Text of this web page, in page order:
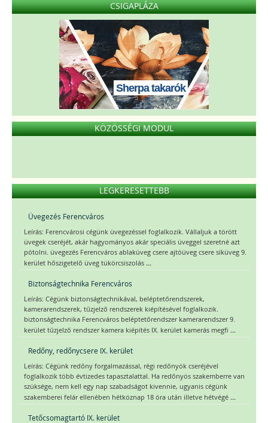
CSIGAPLÁZA
Sherpa takarók
KÖZÖSSÉGI MODUL
LEGKERESETTEBB
Üvegezés Ferencváros
Leírás: Ferencvárosi cégünk üvegezéssel foglalkozik. Vállaljuk a törött
üvegek cseréjét, akár hagyományos akár speciális üveggel szeretné azt
pótolni. üvegezés Ferencváros ablaküveg csere ajtóüveg csere síküveg 9.
kerület hőszigetelő üveg tükörcsiszolás ...
Biztonságtechnika Ferencváros
Leírás: Cégünk biztonságtechnikával, beléptetőrendszerek,
kamerarendszerek, tűzjelző rendszerek kiépítésével foglalkozik.
biztonságtechnika Ferencváros beléptetőrendszer kamerarendszer 9.
kerület tűzjelző rendszer kamera kiépítés IX. kerület kamerás megfi ...
Redőny, redőnycsere IX. kerület
Leírás: Cégünk redőny forgalmazással, régi redőnyök cseréjével
foglalkozik több évtizedes tapasztalattal. Ha redőnyös szakemberre van
szüksége, nem kell egy nap szabadságot kivennie, ugyanis cégünk
szakemberei felár ellenében hétköznap 18 óra után illetve hétvégé ...
Tetőcsomagtartó IX. kerület